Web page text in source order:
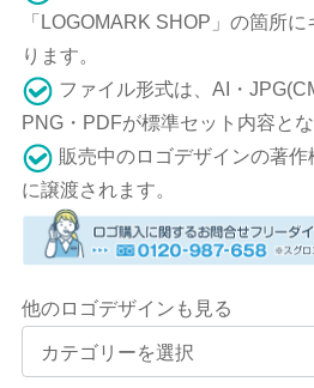
「LOGOMARK SHOP」の箇所
ります。
ファイル形式は、AI・
PNG・PDFが標準セット内容とな
販売中のロゴデザインの著
に譲渡されます。
他のロゴデザインも見る